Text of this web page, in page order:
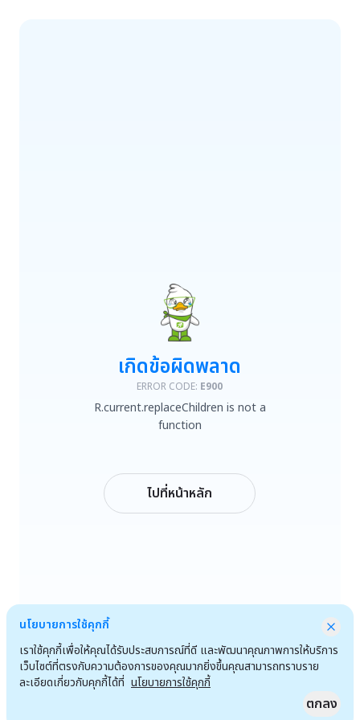
R.current.replaceChildren is not a function
เกิดข้อผิดพลาด
ERROR CODE: E900
R.current.replaceChildren is not a
function
ไปที่หน้าหลัก
นโยบายการใช้คุกกี้
เราใช้คุกกี้เพื่อให้คุณได้รับประสบการณ์ที่ดี และพัฒนาคุณภาพการให้บริการ
เว็บไซต์ที่ตรงกับความต้องการของคุณมากยิ่งขึ้นคุณสามารถทราบราย
ละเอียดเกี่ยวกับคุกกี้ได้ที่ นโยบายการใช้คุกกี้
ตกลง